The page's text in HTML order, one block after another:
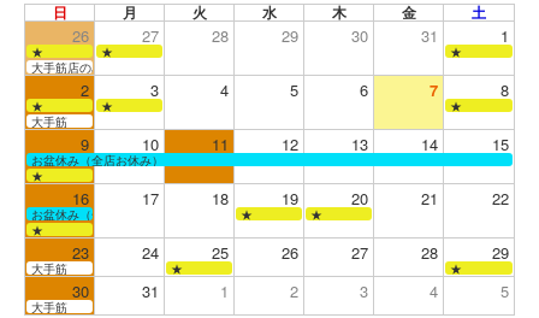
日 月 火 水 木 金 土
26 27 28 29 30 31 1
★ ★
★
大手筋店のみ営業
2 3 4 5 6 7 8
★ ★
★
大手筋
9 10 11 12 13 14 15
お盆休み（全店お休み）
★
16 17 18 19 20 21 22
お盆休み（全店お休み） ★
★
★
23 24 25 26 27 28 29
大手筋 ★ ★
30 31 1 2 3 4 5
大手筋